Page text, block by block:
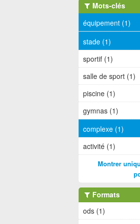
Mots-clés
équipement (1)
stade (1)
sportif (1)
salle de sport (1)
piscine (1)
gymnas (1)
complexe (1)
activité (1)
Montrer
Formats
ods (1)